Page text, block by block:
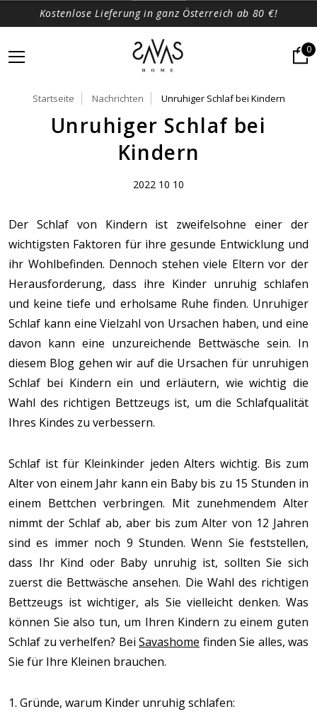
Kostenlose Lieferung in ganz Österreich ab 80 €!
0
Startseite Nachrichten Unruhiger Schlaf bei Kindern
Unruhiger Schlaf bei
Kindern
2022 10 10
Der Schlaf von Kindern ist zweifelsohne einer der
wichtigsten Faktoren für ihre gesunde Entwicklung und
ihr Wohlbefinden. Dennoch stehen viele Eltern vor der
Herausforderung, dass ihre Kinder unruhig schlafen
und keine tiefe und erholsame Ruhe finden. Unruhiger
Schlaf kann eine Vielzahl von Ursachen haben, und eine
davon kann eine unzureichende Bettwäsche sein. In
diesem Blog gehen wir auf die Ursachen für unruhigen
Schlaf bei Kindern ein und erläutern, wie wichtig die
Wahl des richtigen Bettzeugs ist, um die Schlafqualität
Ihres Kindes zu verbessern.
Schlaf ist für Kleinkinder jeden Alters wichtig. Bis zum
Alter von einem Jahr kann ein Baby bis zu 15 Stunden in
einem Bettchen verbringen. Mit zunehmendem Alter
nimmt der Schlaf ab, aber bis zum Alter von 12 Jahren
sind es immer noch 9 Stunden. Wenn Sie feststellen,
dass Ihr Kind oder Baby unruhig ist, sollten Sie sich
zuerst die Bettwäsche ansehen. Die Wahl des richtigen
Bettzeugs ist wichtiger, als Sie vielleicht denken. Was
können Sie also tun, um Ihren Kindern zu einem guten
Schlaf zu verhelfen? Bei Savashome finden Sie alles, was
Sie für Ihre Kleinen brauchen.
1. Gründe, warum Kinder unruhig schlafen: